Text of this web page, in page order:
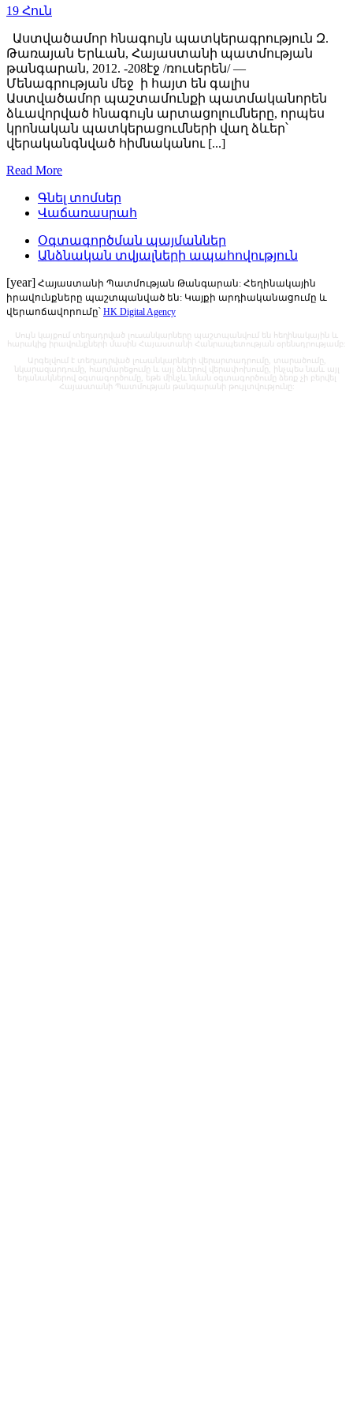
19 Հուն
Աստվածամոր հնագույն պատկերագրություն Զ.
Թառայան Երևան, Հայաստանի պատմության
թանգարան, 2012. -208էջ /ռուսերեն/ —
Մենագրության մեջ ի հայտ են գալիս
Աստվածամոր պաշտամունքի պատմականորեն
ձևավորված հնագույն արտացոլումները, որպես
կրոնական պատկերացումների վաղ ձևեր՝
վերականգնված հիմնականու [...]
Read More
Գնել տոմսեր
Վաճառասրահ
Օգտագործման պայմաններ
Անձնական տվյալների ապահովություն
[year] Հայաստանի Պատմության Թանգարան: Հեղինակային
իրավունքները պաշտպանված են: Կայքի արդիականացումը և
վերաոճավորումը՝ HK Digital Agency
Սույն կայքում տեղադրված լուսանկարները պաշտպանվում են հեղինակային և
հարակից իրավունքների մասին Հայաստանի Հանրապետության օրենսդրությամբ:
Արգելվում է տեղադրված լուսանկարների վերարտադրումը, տարածումը,
նկարազարդումը, հարմարեցումը և այլ ձևերով վերափոխումը, ինչպես նաև այլ
եղանակներով օգտագործումը, եթե մինչև նման օգտագործումը ձեռք չի բերվել
Հայաստանի Պատմության թանգարանի թույլտվությունը: